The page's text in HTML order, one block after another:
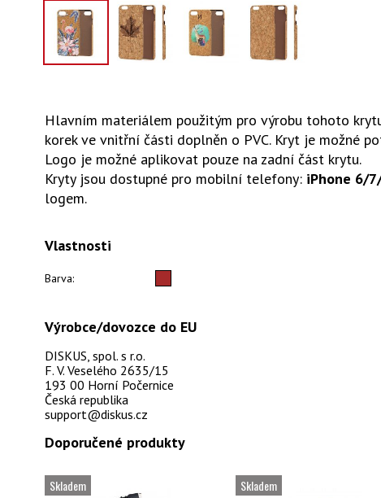
Hlavním materiálem použitým pro výrobu tohoto
korek ve vnitřní části doplněn o PVC. Kryt je možné
Logo je možné aplikovat pouze na zadní část krytu.
Kryty jsou dostupné pro mobilní telefony: iPhone 6/
logem.
Vlastnosti
Barva:
Výrobce/dovozce do EU
DISKUS, spol. s r.o.
F. V. Veselého 2635/15
193 00 Horní Počernice
Česká republika
support@diskus.cz
Doporučené produkty
Skladem Skladem